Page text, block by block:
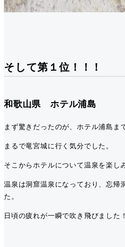
そして第１位！！！
和歌山県 ホテル浦島
まず驚きだったのが、ホテル浦島ま
まるで竜宮城に行く気分でした。
そこからホテルについて温泉を楽し
温泉は洞窟温泉になっており、忘帰
た。
日頃の疲れが一瞬で吹き飛びました